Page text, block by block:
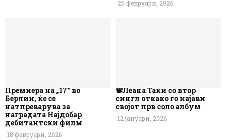
20 февруари, 2026
Премиера на „17“ во
Берлин, ќе се
натпреварува за
наградата Најдобар
дебитантски филм
18 февруари, 2026
📽️Леана Таќи со втор
сингл откако го најави
својот прв соло албум
12 јануари, 2026